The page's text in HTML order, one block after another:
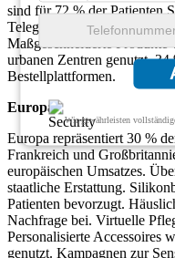
Wir gewährleisten
sind für 72 % der Patienten
Telegesundheitsintegration
Maßgeschneiderte Produkte
urbanen Zentren genutzt.
Bestellplattformen.
Europa
Europa repräsentiert 30 %
Frankreich und
europäischen Umsatzes.
staatliche Erstattung.
Patienten bevorzugt.
Nachfrage bei. Virtuelle
Personalisierte Accessoires
genutzt. Kampagnen zur